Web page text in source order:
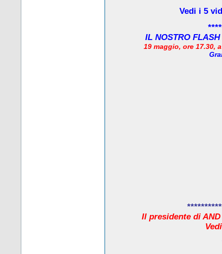
Vedi i 5
IL NOSTRO
19 maggio, ore 17.30,
Il presidente di AND